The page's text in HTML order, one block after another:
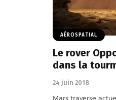
AÉROSPATIAL
Le rover
dans la
24 juin 2018
Mars traverse